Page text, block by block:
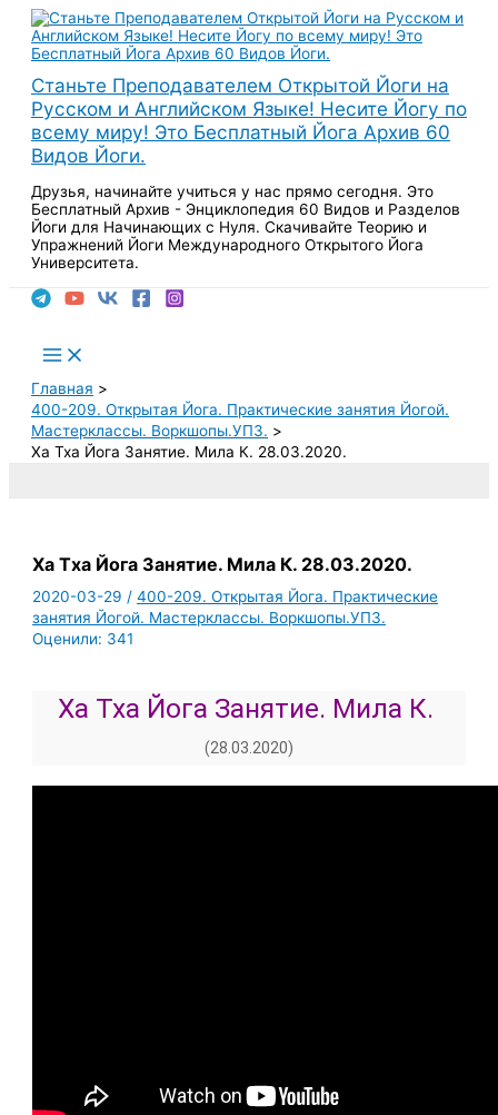
Перейти
содержимому
Станьте Преподавателем Открытой Йоги на
Русском и Английском Языке! Несите Йогу по
всему миру! Это Бесплатный Йога Архив 60
Видов Йоги.
Друзья, начинайте учиться у нас прямо сегодня. Это
Бесплатный Архив - Энциклопедия 60 Видов и Разделов
Йоги для Начинающих с Нуля. Скачивайте Теорию и
Упражнений Йоги Международного Открытого Йога
Университета.
Main
Menu
Главная
400-209. Открытая Йога. Практические занятия Йогой.
Мастерклассы. Воркшопы.УПЗ.
Ха Тха Йога Занятие. Мила К. 28.03.2020.
Ха Тха Йога Занятие. Мила К. 28.03.2020.
2020-03-29/400-209. Открытая Йога. Практические
занятия Йогой. Мастерклассы. Воркшопы.УПЗ.
Оценили: 341
Ха Тха Йога Занятие. Мила К.
(28.03.2020)